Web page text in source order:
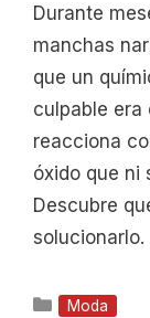
Durante
manchas
que un
culpable era
reacciona
óxido que ni
Descubre
solucionarlo.
Categorías
Moda